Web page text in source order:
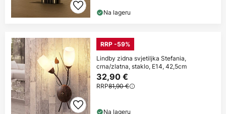
Na lageru
RRP -59%
Lindby zidna svjetiljka Stefania,
crna/zlatna, staklo, E14, 42,5cm
32,90 €
RRP81,90 €
Na lageru